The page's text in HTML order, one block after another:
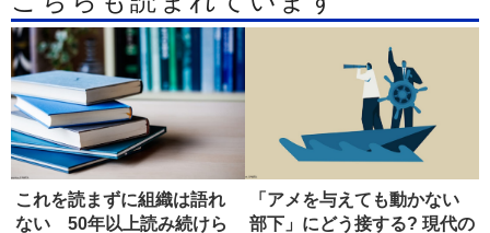
これを読まずに組織は語れ
ない 50年以上読み続けら
「アメを与えても動かない
部下」にどう接する? 現代の